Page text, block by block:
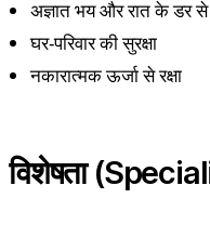
अज्ञात भय और रात के डर से
घर-परिवार की सुरक्षा
नकारात्मक ऊर्जा से रक्षा
विशेषता